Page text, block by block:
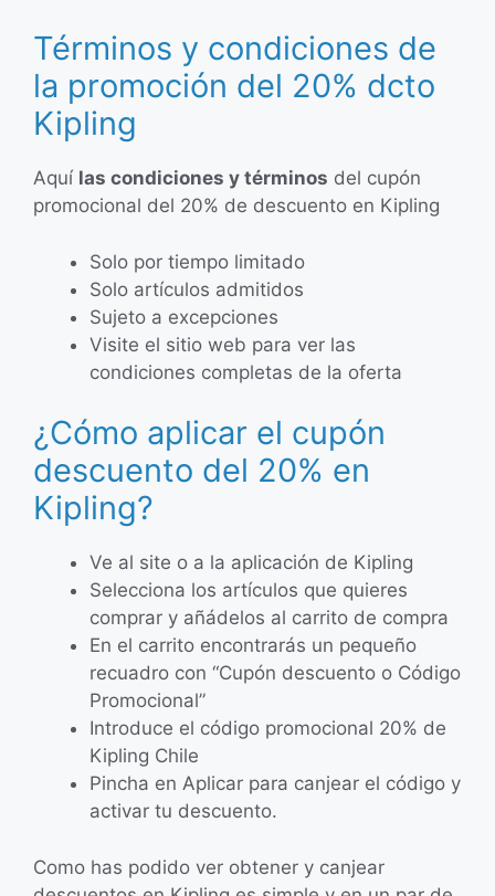
Términos y condiciones de
la promoción del 20% dcto
Kipling
Aquí las condiciones y términos del cupón
promocional del 20% de descuento en Kipling
Solo por tiempo limitado
Solo artículos admitidos
Sujeto a excepciones
Visite el sitio web para ver las
condiciones completas de la oferta
¿Cómo aplicar el cupón
descuento del 20% en
Kipling?
Ve al site o a la aplicación de Kipling
Selecciona los artículos que quieres
comprar y añádelos al carrito de compra
En el carrito encontrarás un pequeño
recuadro con “Cupón descuento o Código
Promocional”
Introduce el código promocional 20% de
Kipling Chile
Pincha en Aplicar para canjear el código y
activar tu descuento.
Como has podido ver obtener y canjear